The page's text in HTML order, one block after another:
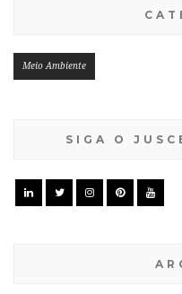
Meio Ambiente
SIGA O